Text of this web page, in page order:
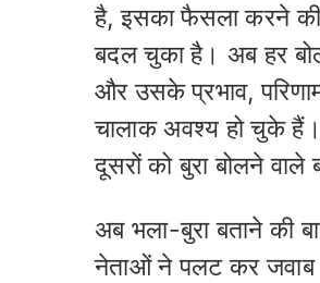
है, इसका फैसला करने की
बदल चुका है। अब हर
और उसके प्रभाव,
चालाक अवश्य हो चुके
दूसरों को बुरा बोलने वाले
अब भला-बुरा बताने की
नेताओं ने पलट कर जवाब